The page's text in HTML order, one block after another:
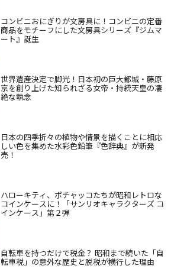
コンビニおにぎりが文房具に！コンビニの定番
商品をモチーフにした文房具シリーズ『ジムマ
ート』誕生
世界遺産決定で脚光！日本初の巨大都城・藤原
京を創り上げた知られざる女帝・持統天皇の凄
絶な執念
日本の四季折々の植物や情景を描くことに相応
しい色を集めた水彩色鉛筆『色辞典』が新発
売！
ハローキティ、ポチャッコたちが昭和レトロな
コインケースに！「サンリオキャラクターズ コ
インケース」第２弾
自転車を持つだけで税金？ 昭和まで続いた「自
転車税」の意外な歴史と脱税が横行した理由